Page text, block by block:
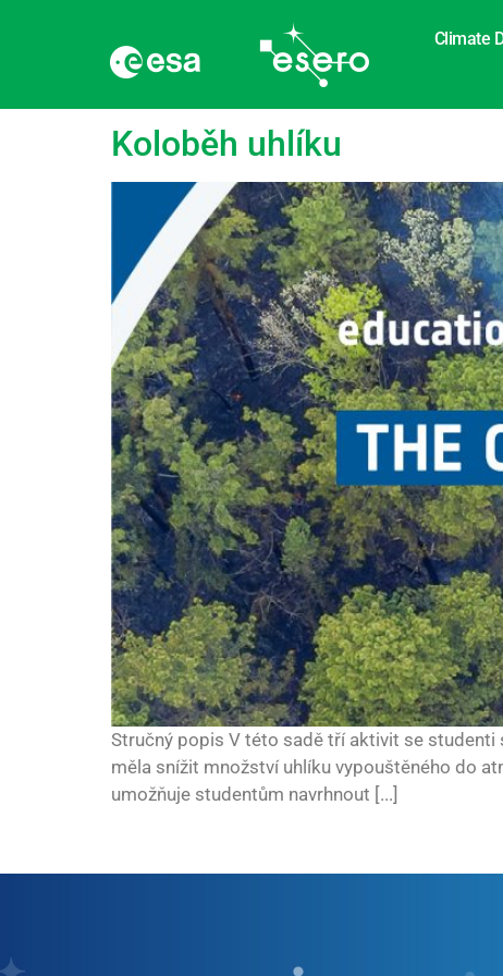
Climate
Štítek: Metan
Koloběh uhlíku
Stručný popis V této sadě tří aktivit se studenti
měla snížit množství uhlíku vypouštěného do
umožňuje studentům navrhnout [...]